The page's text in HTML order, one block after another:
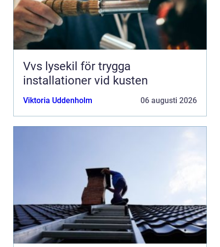
Vvs lysekil för trygga
installationer vid kusten
Viktoria Uddenholm 06 augusti 2026